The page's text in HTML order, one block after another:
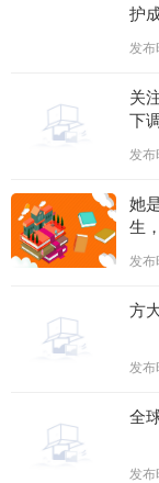
护
发布
关
下
发布
她
生
发布
方
发布
全
发布